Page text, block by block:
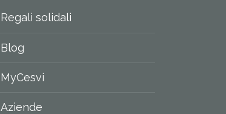
Regali solidali
Blog
MyCesvi
Aziende